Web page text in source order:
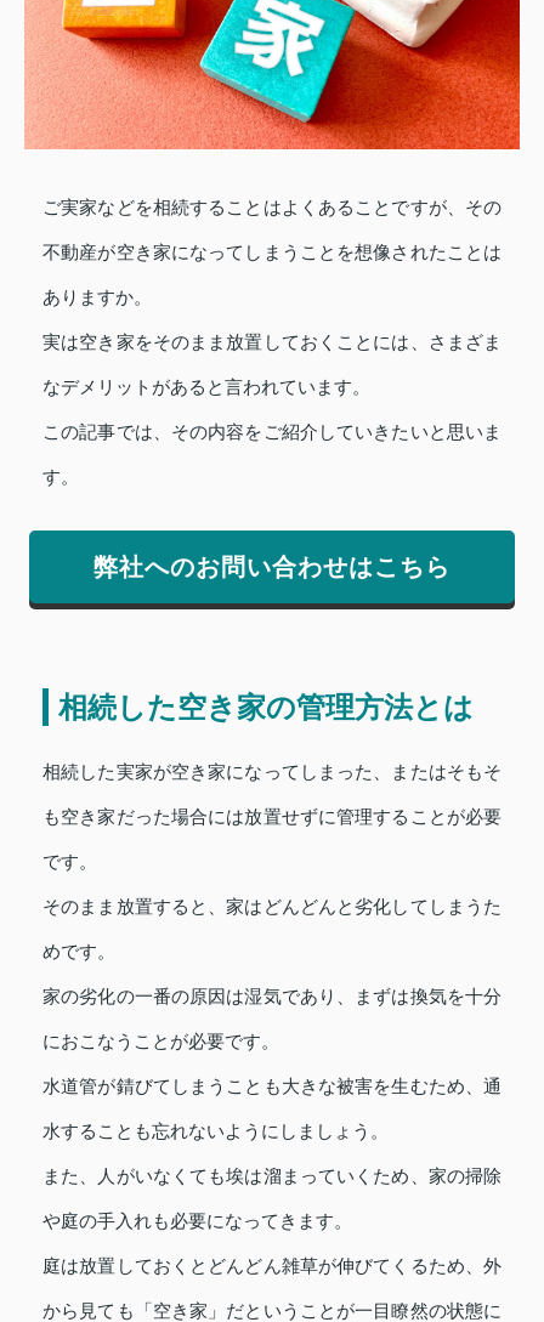
ご実家などを相続することはよくあることですが、その
不動産が空き家になってしまうことを想像されたことは
ありますか。
実は空き家をそのまま放置しておくことには、さまざま
なデメリットがあると言われています。
この記事では、その内容をご紹介していきたいと思いま
す。
弊社へのお問い合わせはこちら
相続した空き家の管理方法とは
相続した実家が空き家になってしまった、またはそもそ
も空き家だった場合には放置せずに管理することが必要
です。
そのまま放置すると、家はどんどんと劣化してしまうた
めです。
家の劣化の一番の原因は湿気であり、まずは換気を十分
におこなうことが必要です。
水道管が錆びてしまうことも大きな被害を生むため、通
水することも忘れないようにしましょう。
また、人がいなくても埃は溜まっていくため、家の掃除
や庭の手入れも必要になってきます。
庭は放置しておくとどんどん雑草が伸びてくるため、外
から見ても「空き家」だということが一目瞭然の状態に